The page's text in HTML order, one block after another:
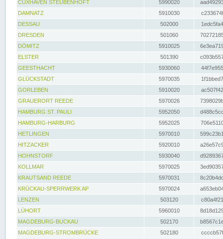
CUXHAVEN STEUBENHÖFT
5990020
DAMNATZ
5910030
DESSAU
502000
DRESDEN
501060
DÖMITZ
5910025
ELSTER
501390
GEESTHACHT
5930060
GLÜCKSTADT
5970035
GORLEBEN
5910020
GRAUERORT REEDE
5970026
HAMBURG ST. PAULI
5952050
HAMBURG-HARBURG
5952025
HETLINGEN
5970010
HITZACKER
5920010
HOHNSTORF
5930040
KOLLMAR
5970025
KRAUTSAND REEDE
5970031
KRÜCKAU-SPERRWERK AP
5970024
LENZEN
503120
LÜHORT
5960010
MAGDEBURG-BUCKAU
502170
MAGDEBURG-STROMBRÜCKE
502180